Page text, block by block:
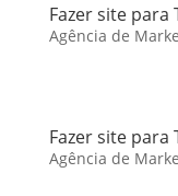
Fazer site
Agência de
Fazer site
Agência de